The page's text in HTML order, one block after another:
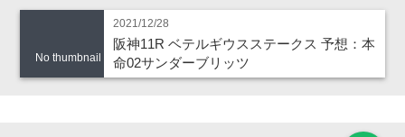
No thumbnail
2021/12/28
阪神11R ベテルギウスステークス 予想：本
命02サンダーブリッツ